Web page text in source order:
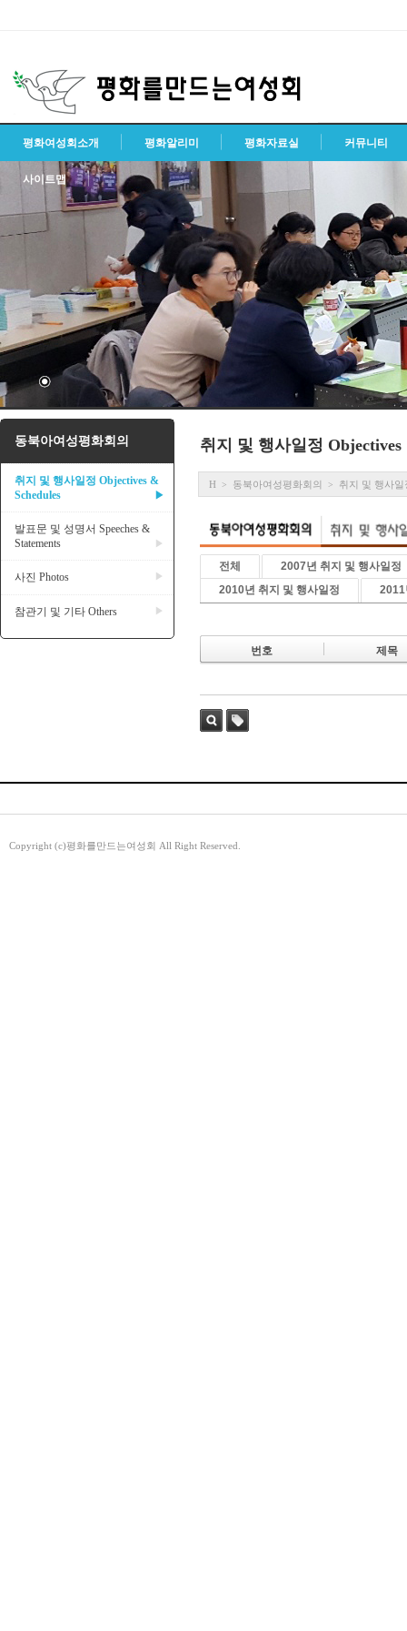
평화여성회소개 평화알리미 평화자료실 커뮤니티
사이트맵
동북아여성평화회의
취지 및 행사일정 Objectives &
Schedules
▶
발표문 및 성명서 Speeches &
Statements
▶
사진 Photos ▶
참관기 및 기타 Others ▶
취지 및 행사일정 Objectives
H > 동북아여성평화회의 > 취지 및 행사일
전체
2007년 취지 및 행사일정
2010년 취지 및 행사일정
2011
번호 제목
Copyright (c)평화를만드는여성회 All Right Reserved.